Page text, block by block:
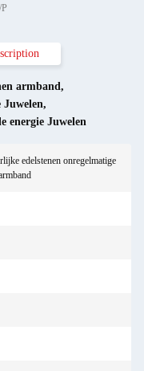
armband,
Juwelen,
energie Juwelen
edelstenen onregelmatige